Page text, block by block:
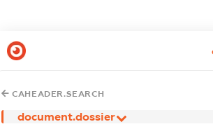
CAHEADER.SEARCH
document.dossier